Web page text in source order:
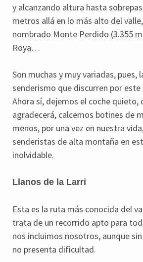
y alcanzando altura hasta
metros allá en lo más alto del
nombrado Monte Perdido (3.355
Roya…
Son muchas y muy variadas, pues,
senderismo que discurren por
Ahora sí, dejemos el coche quieto,
agradecerá, calcemos botines de
menos, por una vez en nuestra
senderistas de alta montaña en
inolvidable.
Llanos de la Larri
Esta es la ruta más conocida del
trata de un recorrido apto para
nos incluimos nosotros, aunque
no presenta dificultad.